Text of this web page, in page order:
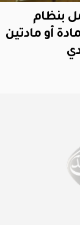
بنظام
أو مادتين